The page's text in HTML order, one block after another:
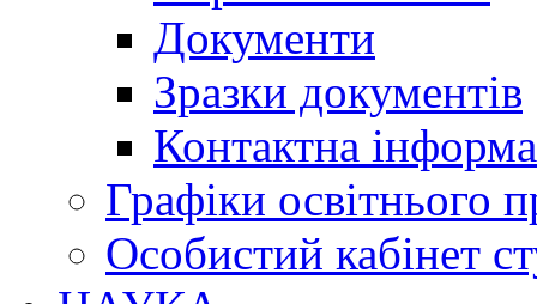
Документи
Зразки документів
Контактна
Графіки освітнього
Особистий кабінет